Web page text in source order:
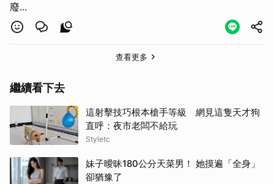
廢...
查看更多
繼續看下去
這射擊技巧根本槍手等級 網見這隻天才狗
直呼：夜市老闆不給玩
Styletc
妹子曖昧180公分天菜男！ 她摸遍「全身」
卻猶豫了